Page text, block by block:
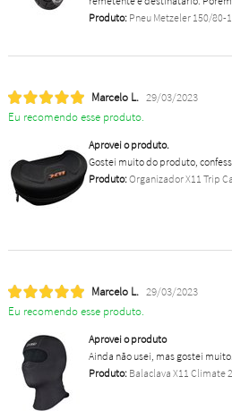
Produto:Pneu Metzeler 150/80-
Marcelo L. 29/03/2023
Eu recomendo esse produto.
Aprovei o produto.
Gostei muito do produto,
Produto:Organizador X11 Trip
Marcelo L. 29/03/2023
Eu recomendo esse produto.
Aprovei o produto
Ainda não usei, mas gostei muito.
Produto:Balaclava X11 Climate 2